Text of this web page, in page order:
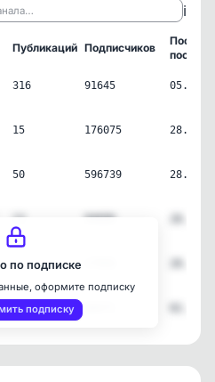
ℹ️
Публикаций Подписчиков
пост
316 91645
15 176075
50 596739
13 94606
1
1
по подписке
оформите подписку
подписку